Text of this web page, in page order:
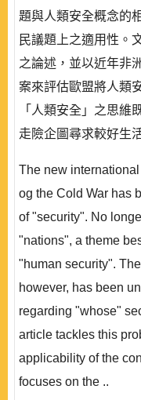
題與人類安全概念的
民議題上之適用性。
之論述，並以近年非
案來評估歐盟將人類
「人類安全」之思維
走險企圖尋求較好生
The new
og the Cold War has
of "security". No
"nations", a theme
"human security".
however, has been
regarding "whose"
article tackles this
applicability of the
focuses on the ..